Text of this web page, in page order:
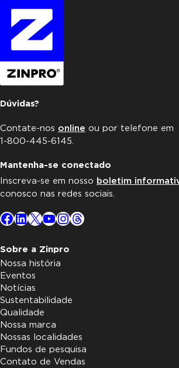
Dúvidas?
Contate-nos online ou por telefone em
1-800-445-6145.
Mantenha-se conectado
Inscreva-se em nosso boletim
conosco nas redes sociais.
Facebook
LinkedIn
X YouTube
Instagram
Threads
Sobre a Zinpro
Nossa história
Eventos
Notícias
Sustentabilidade
Qualidade
Nossa marca
Nossas localidades
Fundos de pesquisa
Contato de Vendas